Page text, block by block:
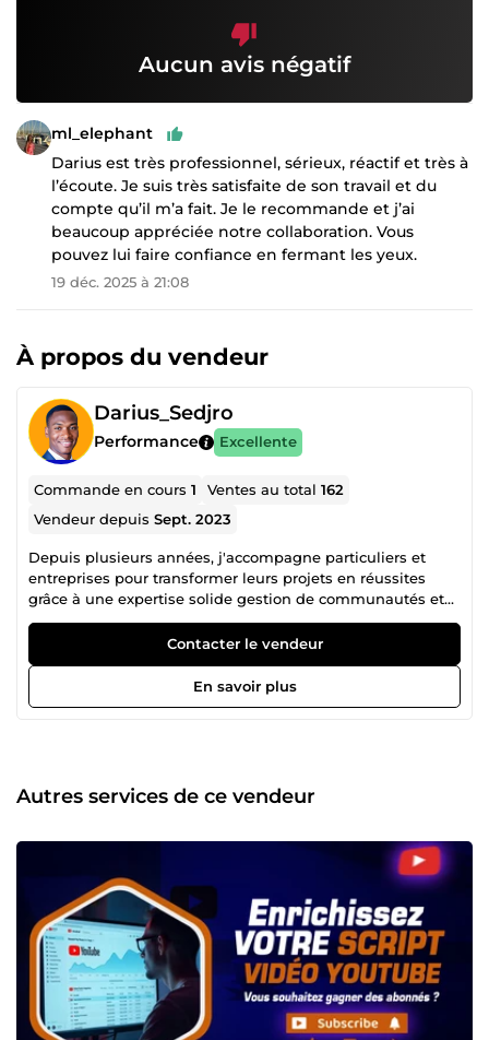
Aucun avis négatif
ml_elephant
Darius est très professionnel, sérieux, réactif et très à
l’écoute. Je suis très satisfaite de son travail et du
compte qu’il m’a fait. Je le recommande et j’ai
beaucoup appréciée notre collaboration. Vous
pouvez lui faire confiance en fermant les yeux.
19 déc. 2025 à 21:08
À propos du vendeur
Darius_Sedjro
Performance Excellente
Commande en cours1 Ventes au total162
Vendeur depuisSept. 2023
Depuis plusieurs années, j'accompagne particuliers et
entreprises pour transformer leurs projets en réussites
grâce à une expertise solide gestion de communautés et
publicités digitales. 💥 POURQUOI MOI ? ✅ Une expertise
complète, de la rédaction à la gestion publicitaire. ⭐ Taux
de satisfaction client de 100 % sur ComeUp. 📞 Disponible
pour répondre à vos besoins et dépasser vos attentes. 👉
Contactez-moi dès maintenant, et élaborons ensemble la
Contacter le vendeur
En savoir plus
Autres services de ce vendeur